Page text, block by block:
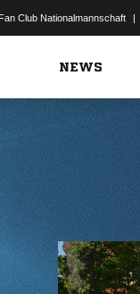
Fan Club Nationalmannschaft |
NEWS